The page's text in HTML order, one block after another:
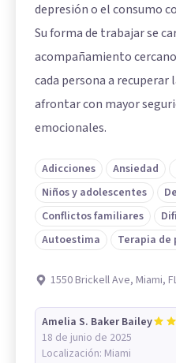
depresión o el consumo
Su forma de trabajar se
acompañamiento
cada persona a recuperar
afrontar con mayor
emocionales.
Adicciones Ansiedad
Niños y adolescentes
Conflictos familiares
Autoestima
Terapia de
1550 Brickell Ave, Miami,
Amelia S. Baker Bailey
18 de junio de 2025
Localización: Miami